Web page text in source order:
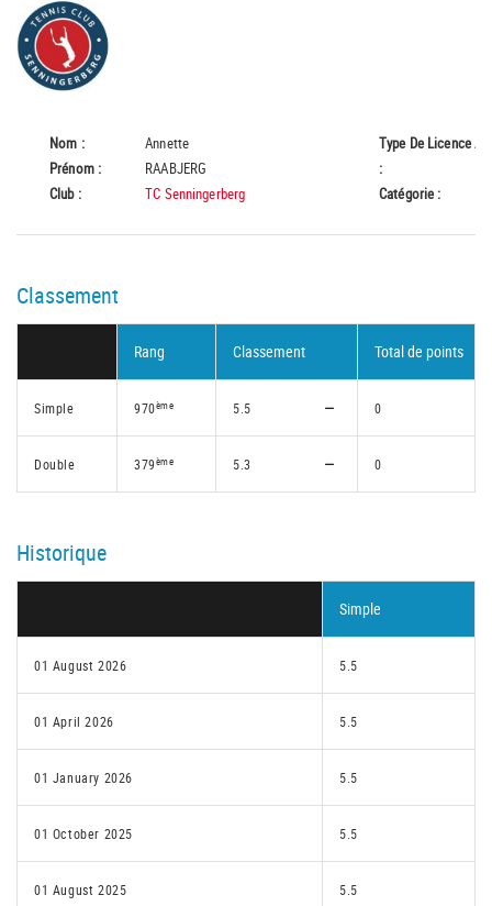
Nom :
Annette
Prénom :
RAABJERG
Club :
TC Senningerberg
Type De Licence
:
A
Catégorie :
Classement
Rang Classement Total de points
Simple 970ème 5.5 0
Double 379ème 5.3 0
Historique
Simple
01 August 2026 5.5
01 April 2026 5.5
01 January 2026 5.5
01 October 2025 5.5
01 August 2025 5.5